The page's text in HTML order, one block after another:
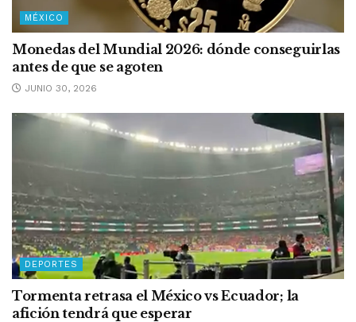
MÉXICO
Monedas del Mundial 2026: dónde conseguirlas
antes de que se agoten
JUNIO 30, 2026
DEPORTES
Tormenta retrasa el México vs Ecuador; la
afición tendrá que esperar